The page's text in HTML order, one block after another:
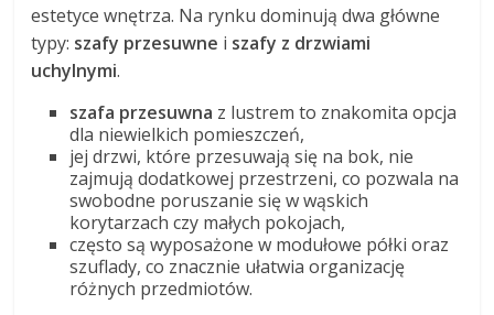
estetyce wnętrza. Na rynku dominują dwa główne
typy: szafy przesuwne i szafy z drzwiami
uchylnymi.
szafa przesuwna z lustrem to znakomita opcja
dla niewielkich pomieszczeń,
jej drzwi, które przesuwają się na bok, nie
zajmują dodatkowej przestrzeni, co pozwala na
swobodne poruszanie się w wąskich
korytarzach czy małych pokojach,
często są wyposażone w modułowe półki oraz
szuflady, co znacznie ułatwia organizację
różnych przedmiotów.